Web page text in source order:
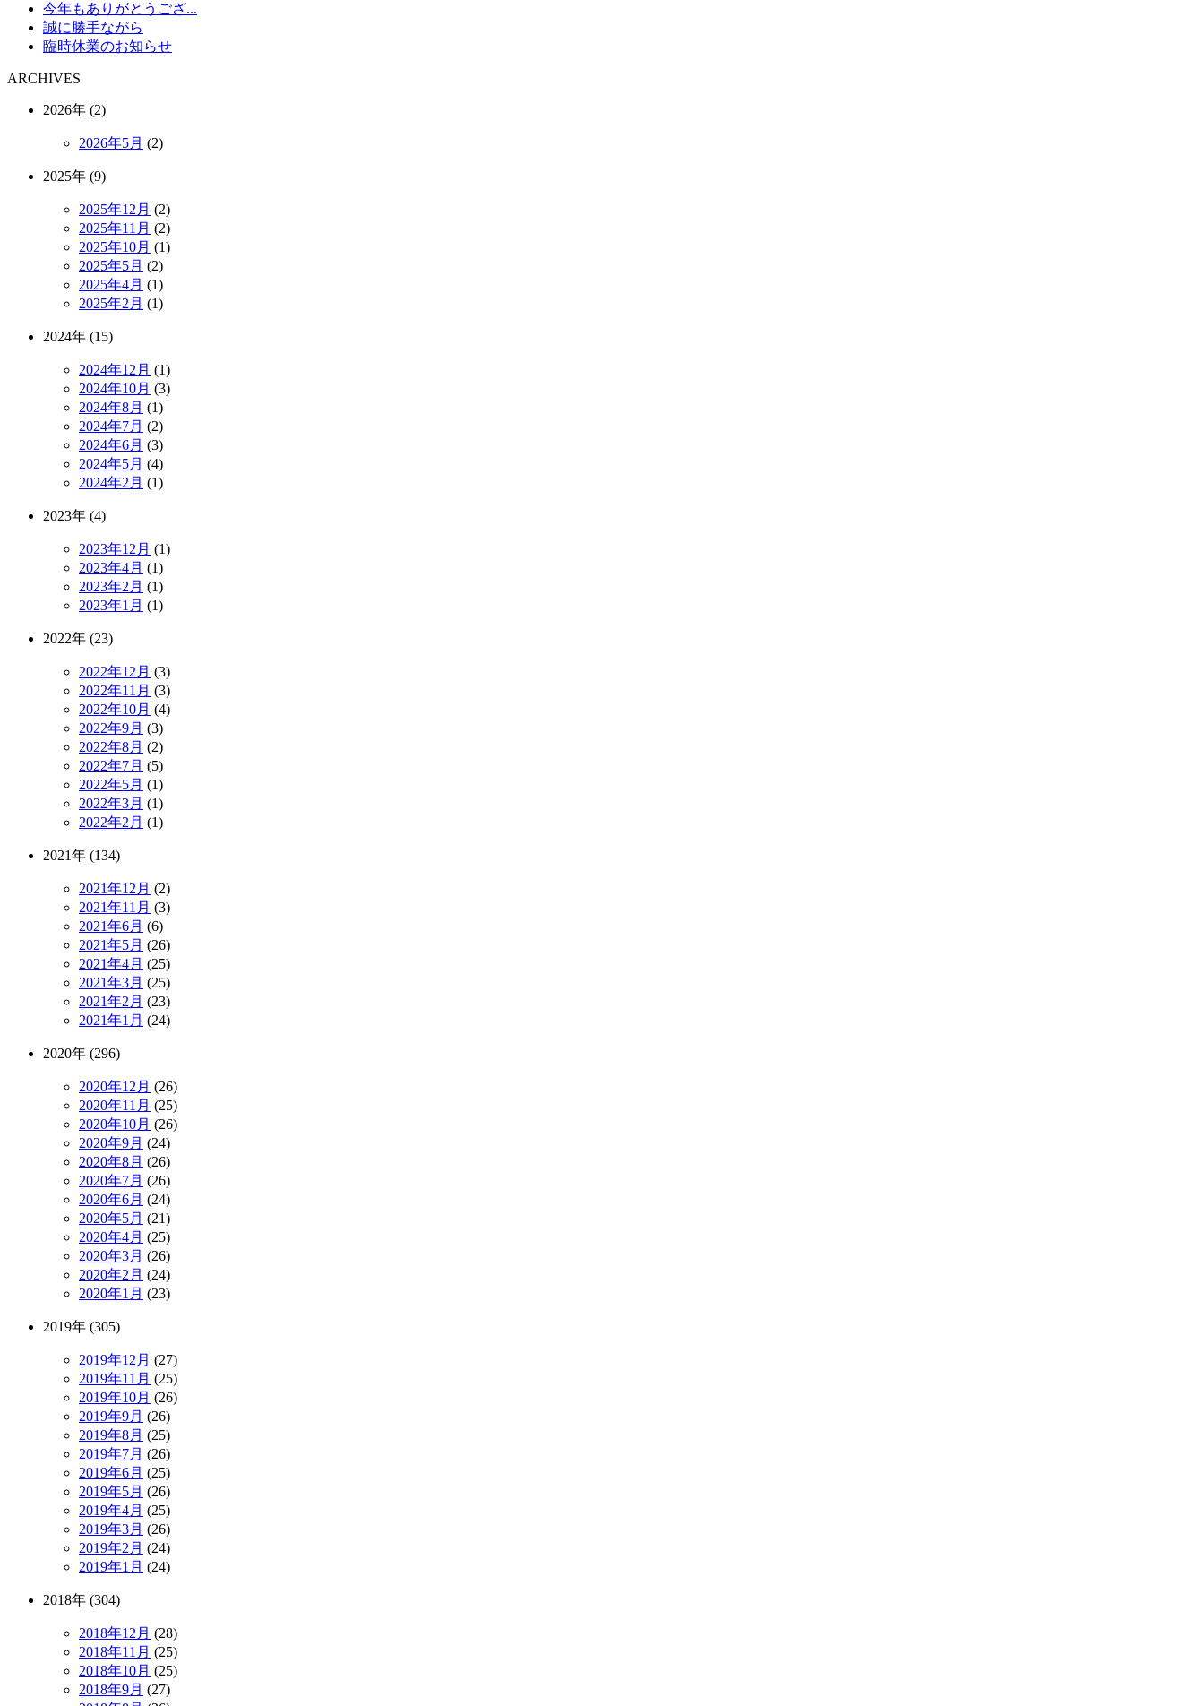
今年もありがとうござ...
誠に勝手ながら
臨時休業のお知らせ
ARCHIVES
2026年 (2)
2026年5月 (2)
2025年 (9)
2025年12月 (2)
2025年11月 (2)
2025年10月 (1)
2025年5月 (2)
2025年4月 (1)
2025年2月 (1)
2024年 (15)
2024年12月 (1)
2024年10月 (3)
2024年8月 (1)
2024年7月 (2)
2024年6月 (3)
2024年5月 (4)
2024年2月 (1)
2023年 (4)
2023年12月 (1)
2023年4月 (1)
2023年2月 (1)
2023年1月 (1)
2022年 (23)
2022年12月 (3)
2022年11月 (3)
2022年10月 (4)
2022年9月 (3)
2022年8月 (2)
2022年7月 (5)
2022年5月 (1)
2022年3月 (1)
2022年2月 (1)
2021年 (134)
2021年12月 (2)
2021年11月 (3)
2021年6月 (6)
2021年5月 (26)
2021年4月 (25)
2021年3月 (25)
2021年2月 (23)
2021年1月 (24)
2020年 (296)
2020年12月 (26)
2020年11月 (25)
2020年10月 (26)
2020年9月 (24)
2020年8月 (26)
2020年7月 (26)
2020年6月 (24)
2020年5月 (21)
2020年4月 (25)
2020年3月 (26)
2020年2月 (24)
2020年1月 (23)
2019年 (305)
2019年12月 (27)
2019年11月 (25)
2019年10月 (26)
2019年9月 (26)
2019年8月 (25)
2019年7月 (26)
2019年6月 (25)
2019年5月 (26)
2019年4月 (25)
2019年3月 (26)
2019年2月 (24)
2019年1月 (24)
2018年 (304)
2018年12月 (28)
2018年11月 (25)
2018年10月 (25)
2018年9月 (27)